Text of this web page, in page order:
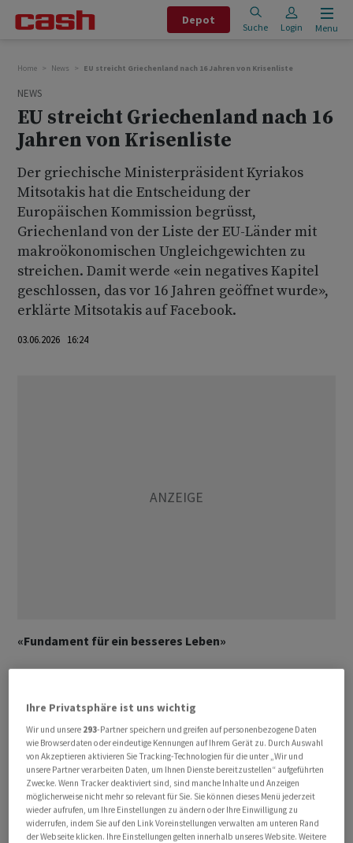
Depot
Suche Login Menu
Home News EU streicht Griechenland nach 16 Jahren von Krisenliste
NEWS
EU streicht Griechenland nach 16
Jahren von Krisenliste
Der griechische Ministerpräsident Kyriakos
Mitsotakis hat die Entscheidung der
Europäischen Kommission begrüsst,
Griechenland von der Liste der EU-Länder mit
makroökonomischen Ungleichgewichten zu
streichen. Damit werde «ein negatives Kapitel
geschlossen, das vor 16 Jahren geöffnet wurde»,
erklärte Mitsotakis auf Facebook.
03.06.2026 16:24
«Fundament für ein besseres Leben»
nicht um eine bloss technokratische Feststellung,
sondern um das «Fundament für ein besseres Leben».
Die erzielten Überschüsse könnten nun in höhere Löhne
und Renten umgesetzt werden, fügte der konservative
Ministerpräsident hinzu, der Griechenland seit 2019
regiert.
Ihre Privatsphäre ist uns wichtig
Wir und unsere 293-Partner speichern und greifen auf personenbezogene Daten
wie Browserdaten oder eindeutige Kennungen auf Ihrem Gerät zu. Durch Auswahl
von Akzeptieren aktivieren Sie Tracking-Technologien für die unter „Wir und
unsere Partner verarbeiten Daten, um Ihnen Dienste bereitzustellen“ aufgeführten
Zwecke. Wenn Tracker deaktiviert sind, sind manche Inhalte und Anzeigen
möglicherweise nicht mehr so relevant für Sie. Sie können dieses Menü jederzeit
wieder aufrufen, um Ihre Einstellungen zu ändern oder Ihre Einwilligung zu
widerrufen, indem Sie auf den Link Voreinstellungen verwalten am unteren Rand
der Webseite klicken. Ihre Einstellungen gelten innerhalb unseres Website. Weitere